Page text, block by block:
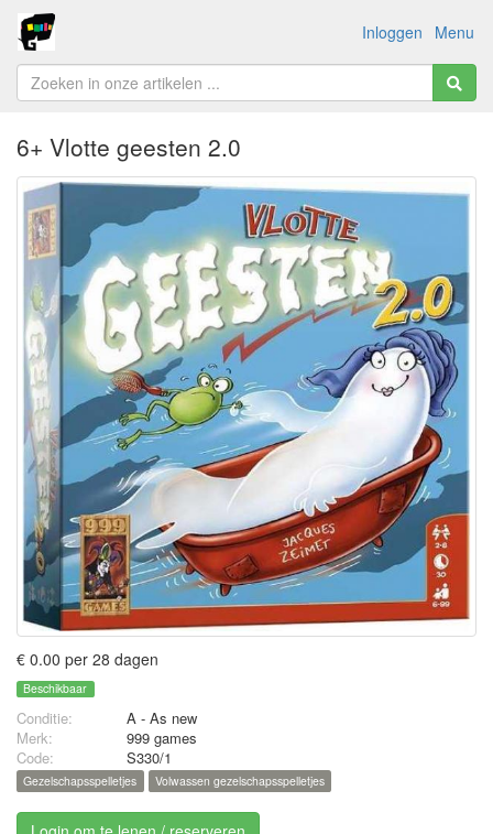
Menu
Inloggen
6+ Vlotte geesten 2.0
€ 0.00 per 28 dagen
Beschikbaar
Conditie:
A - As new
Merk:
999 games
Code:
S330/1
Gezelschapsspelletjes Volwassen gezelschapsspelletjes